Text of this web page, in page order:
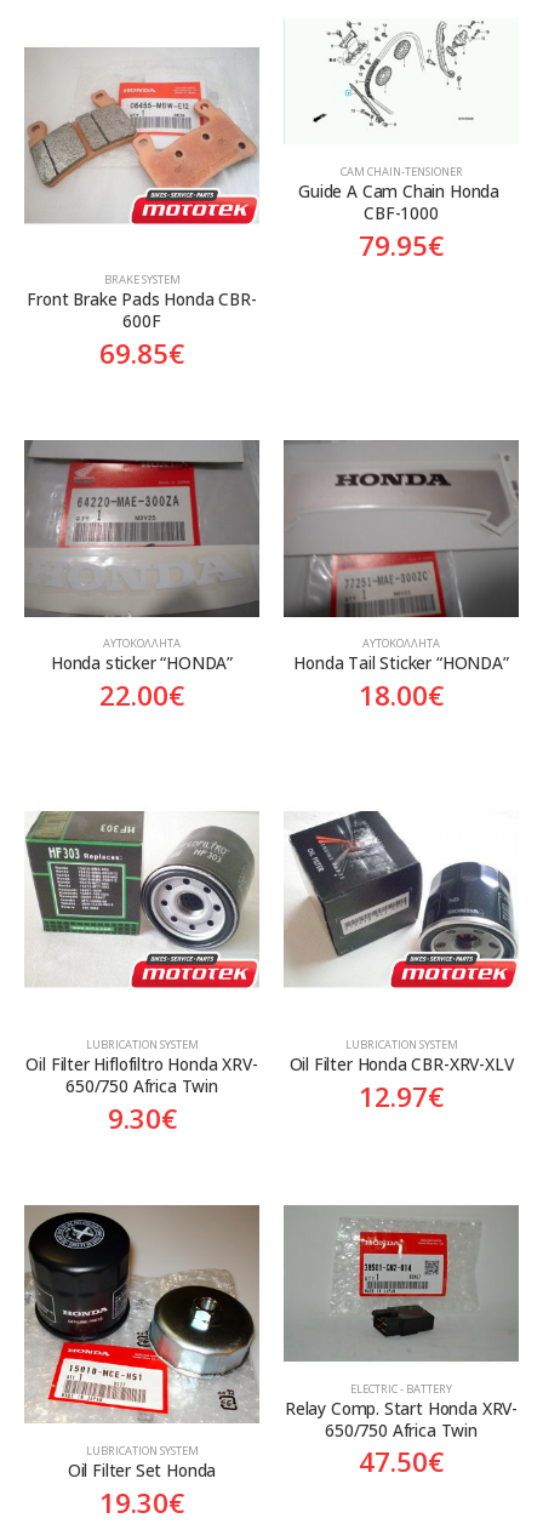
BRAKE SYSTEM
Front Brake Pads Honda CBR-
600F
69.85€
CAM CHAIN-TENSIONER
Guide A Cam Chain Honda
CBF-1000
79.95€
ΑΥΤΟΚΌΛΛΗΤΑ
Honda sticker “HONDA”
22.00€
ΑΥΤΟΚΌΛΛΗΤΑ
Honda Tail Sticker “HONDA”
18.00€
LUBRICATION SYSTEM
Oil Filter Hiflofiltro Honda XRV-
650/750 Africa Twin
9.30€
LUBRICATION SYSTEM
Oil Filter Honda CBR-XRV-XLV
12.97€
LUBRICATION SYSTEM
Oil Filter Set Honda
19.30€
ELECTRIC - BATTERY
Relay Comp. Start Honda XRV-
650/750 Africa Twin
47.50€